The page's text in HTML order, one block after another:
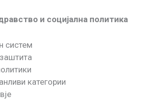
и социјална политика
систем
категории